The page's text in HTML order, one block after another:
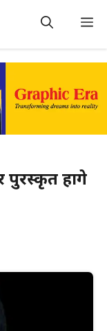
पुरस्कृत होंगे